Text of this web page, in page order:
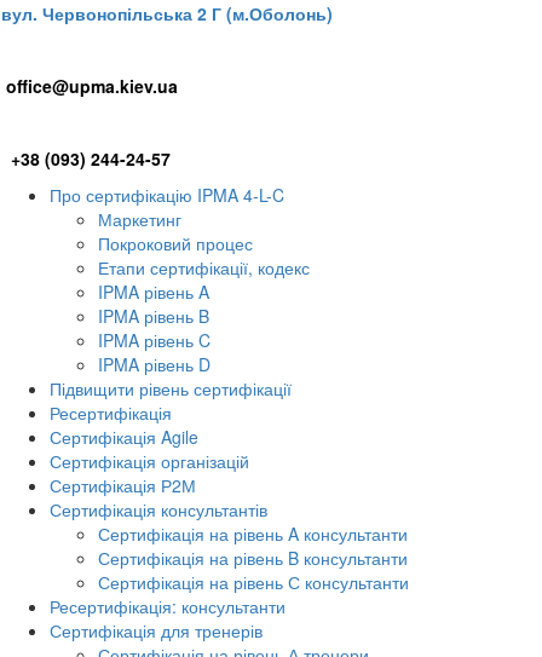
вул. Червонопільська 2 Г (м.Оболонь)
office@upma.kiev.ua
+38 (093) 244-24-57
Про сертифікацію IPMA 4-L-C
Маркетинг
Покроковий процес
Етапи сертифікації, кодекс
IPMA рівень A
IPMA рівень B
IPMA рівень C
IPMA рівень D
Підвищити рівень сертифікації
Ресертифікація
Сертифікація Agile
Сертифікація організацій
Сертифікація Р2М
Сертифікація консультантів
Сертифікація на рівень A консультанти
Сертифікація на рівень B консультанти
Сертифікація на рівень С консультанти
Ресертифікація: консультанти
Сертифікація для тренерів